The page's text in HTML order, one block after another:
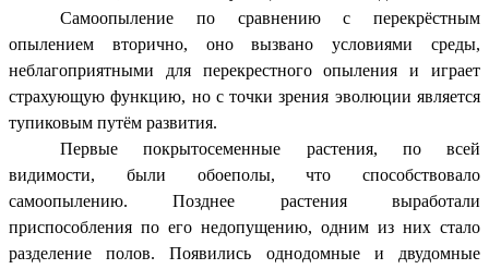
Самоопыление по сравнению с перекрёстным
опылением вторично, оно вызвано условиями среды,
неблагоприятными для перекрестного опыления и играет
страхующую функцию, но с точки зрения эволюции является
тупиковым путём развития.
Первые покрытосеменные растения, по всей
видимости, были обоеполы, что способствовало
самоопылению. Позднее растения выработали
приспособления по его недопущению, одним из них стало
разделение полов. Появились однодомные и двудомные